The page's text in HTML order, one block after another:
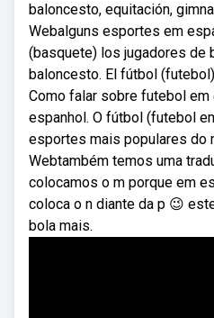
baloncesto, equitación,
Webalguns esportes em
(basquete) los jugadores de
baloncesto. El fútbol
Como falar sobre futebol em
espanhol. O fútbol (futebol
esportes mais populares do
Webtambém temos uma
colocamos o m porque em
coloca o n diante da p 😉
bola mais.